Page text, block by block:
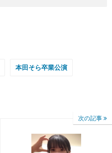
本田そら卒業公演
次の記事